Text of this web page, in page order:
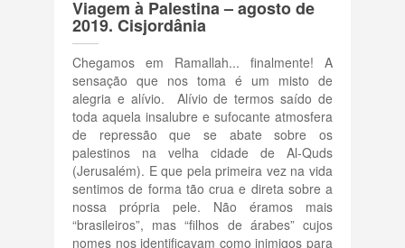
Terrorismo Israelense
AÇÕES
Clube Brasil Palestina
Doe
Eventos
Viagem à Palestina – agosto de
2019. Cisjordânia
Chegamos em Ramallah... finalmente! A
sensação que nos toma é um misto de
alegria e alívio. Alívio de termos saído de
toda aquela insalubre e sufocante atmosfera
de repressão que se abate sobre os
palestinos na velha cidade de Al-Quds
(Jerusalém). E que pela primeira vez na vida
sentimos de forma tão crua e direta sobre a
nossa própria pele. Não éramos mais
“brasileiros”, mas “filhos de árabes” cujos
nomes nos identificavam como inimigos para